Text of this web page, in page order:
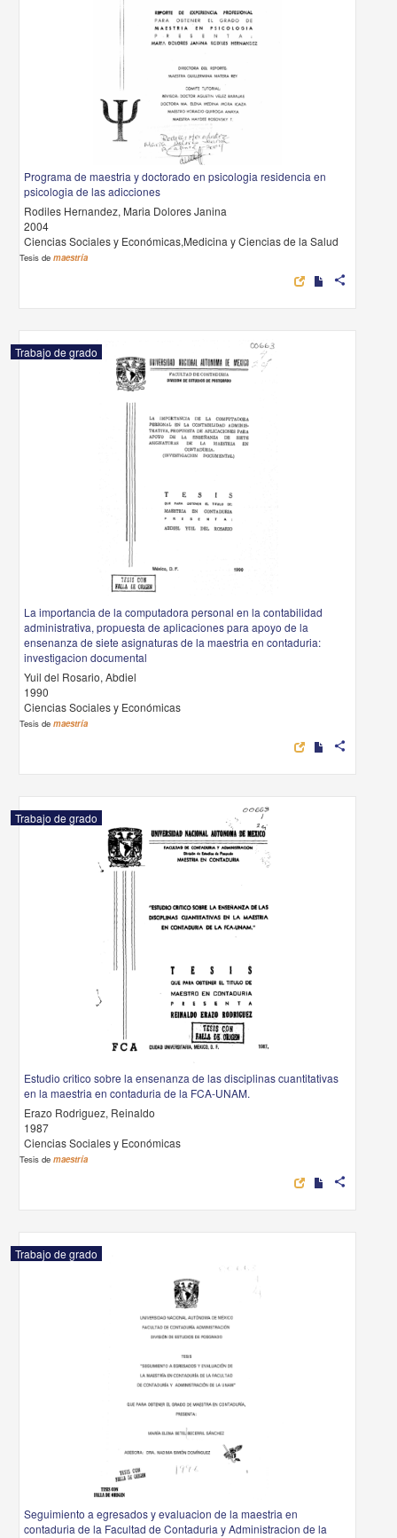
Programa de maestria y doctorado en psicologia residencia en
psicologia de las adicciones
Rodiles Hernandez, Maria Dolores Janina
2004
Ciencias Sociales y Económicas,Medicina y Ciencias de la Salud
Tesis demaestría
share
Trabajo de grado
La importancia de la computadora personal en la contabilidad
administrativa, propuesta de aplicaciones para apoyo de la
ensenanza de siete asignaturas de la maestria en contaduria:
investigacion documental
Yuil del Rosario, Abdiel
1990
Ciencias Sociales y Económicas
Tesis demaestría
share
Trabajo de grado
Estudio critico sobre la ensenanza de las disciplinas cuantitativas
en la maestria en contaduria de la FCA-UNAM.
Erazo Rodriguez, Reinaldo
1987
Ciencias Sociales y Económicas
Tesis demaestría
share
Trabajo de grado
Seguimiento a egresados y evaluacion de la maestria en
contaduria de la Facultad de Contaduria y Administracion de la